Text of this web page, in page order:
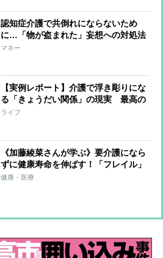
認知症介護で共倒れにならないため
に…「物が盗まれた」妄想への対処法
など3つのポイント
マネー
【実例レポート】介護で浮き彫りにな
る「きょうだい関係」の現実 最高の
介護パートナーとなった弟、母親の危
ライフ
《加藤綾菜さんが学ぶ》要介護になら
ずに健康寿命を伸ばす！「フレイル」
予防に実践したい簡単トレーニング
健康・医療